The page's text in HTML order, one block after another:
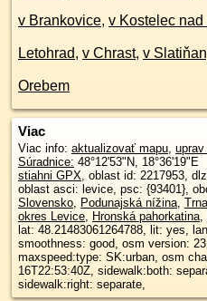
v Brankovice, v Kostelec nad
Letohrad, v Chrast, v
Orebem
Viac
Viac info: aktualizovať mapu,
Súradnice: 48°12'53"N, 18°36'19"E
stiahni GPX, oblast id: 2217953, dlzka: 390, oblast name: Levice,
oblast asci: levice, psc: {93401},
Slovensko, Podunajská nížina,
okres Levice, Hronská pahorkatina,
lat: 48.21483061264788, lit: yes,
smoothness: good, osm version:
maxspeed:type: SK:urban, osm
16T22:53:40Z, sidewalk:both:
sidewalk:right: separate,